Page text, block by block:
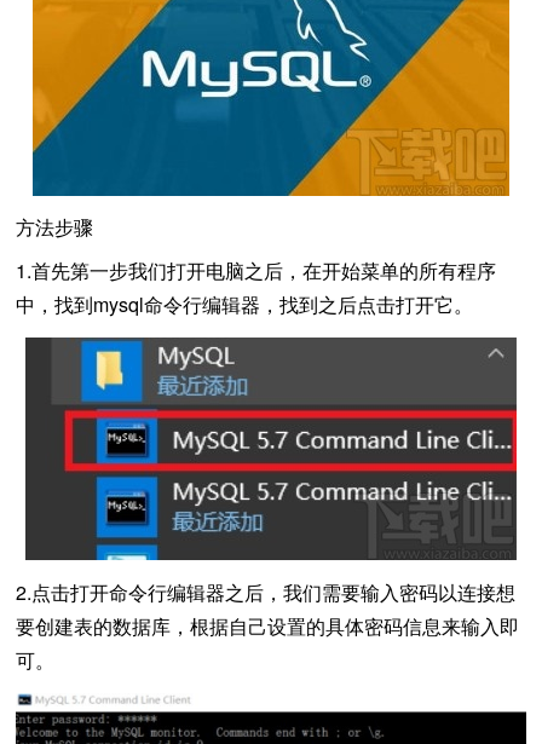
方法步骤
1.首先第一步我们打开电脑之后，在开始菜单的所有程序
中，找到mysql命令行编辑器，找到之后点击打开它。
2.点击打开命令行编辑器之后，我们需要输入密码以连接想
要创建表的数据库，根据自己设置的具体密码信息来输入即
可。